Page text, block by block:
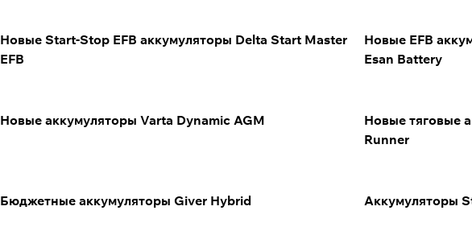
Новые Start-Stop EFB аккумуляторы Delta Start Master
EFB
Новые EFB
Esan Battery
Новые аккумуляторы Varta Dynamic AGM
Новые тяговые
Runner
Бюджетные аккумуляторы Giver Hybrid Аккумуляторы